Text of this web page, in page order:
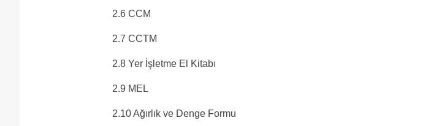
2.6 CCM
2.7 CCTM
2.8 Yer İşletme El Kitabı
2.9 MEL
2.10 Ağırlık ve Denge Formu